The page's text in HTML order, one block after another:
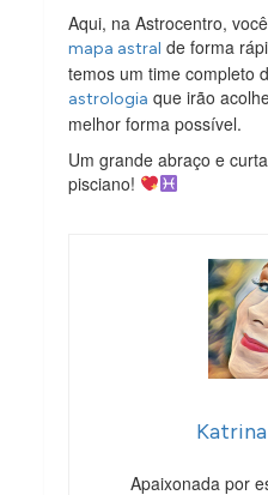
Aqui, na Astrocentro,
mapa astral de forma
temos um time completo
astrologia que irão
melhor forma possível.
Um grande abraço e
pisciano!
Apaixonada por